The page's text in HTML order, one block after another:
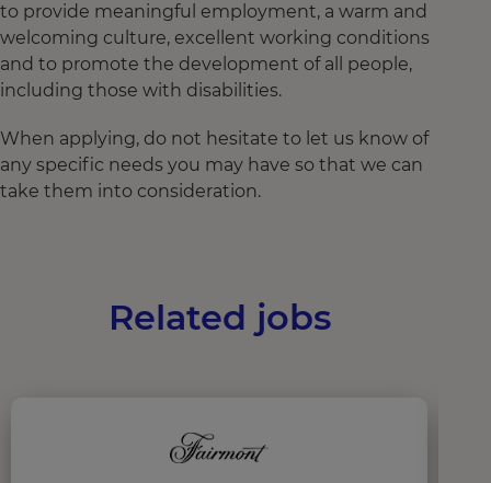
to provide meaningful employment, a warm and
welcoming culture, excellent working conditions
and to promote the development of all people,
including those with disabilities.
When applying, do not hesitate to let us know of
any specific needs you may have so that we can
take them into consideration.
Related jobs